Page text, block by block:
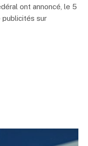
ont annoncé, le 5
publicités sur